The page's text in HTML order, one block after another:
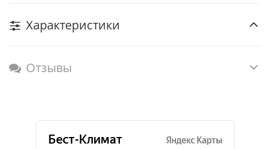
Характеристики
Отзывы